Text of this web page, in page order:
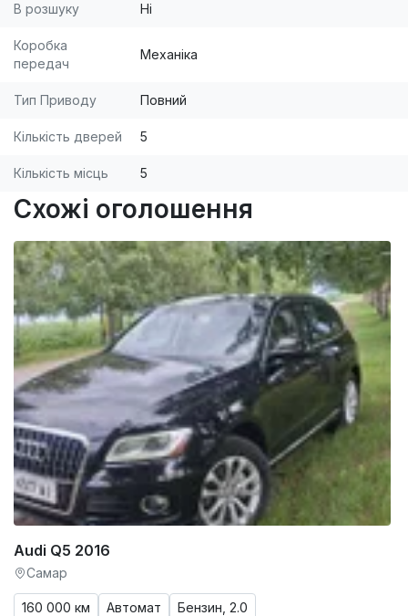
В розшуку Ні
Коробка
передач
Механіка
Тип Приводу Повний
Кількість дверей 5
Кількість місць 5
Схожі оголошення
Audi Q5 2016
Самар
160 000 км Автомат Бензин, 2.0